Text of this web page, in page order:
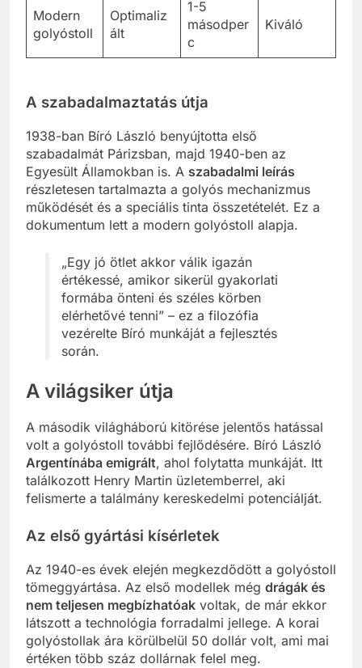
Modern
golyóstoll
Optimaliz
ált
1-5
másodper
c
Kiváló
A szabadalmaztatás útja
1938-ban Bíró László benyújtotta első
szabadalmát Párizsban, majd 1940-ben az
Egyesült Államokban is. A szabadalmi leírás
részletesen tartalmazta a golyós mechanizmus
működését és a speciális tinta összetételét. Ez a
dokumentum lett a modern golyóstoll alapja.
„Egy jó ötlet akkor válik igazán
értékessé, amikor sikerül gyakorlati
formába önteni és széles körben
elérhetővé tenni” – ez a filozófia
vezérelte Bíró munkáját a fejlesztés
során.
A világsiker útja
A második világháború kitörése jelentős hatással
volt a golyóstoll további fejlődésére. Bíró László
Argentínába emigrált, ahol folytatta munkáját. Itt
találkozott Henry Martin üzletemberrel, aki
felismerte a találmány kereskedelmi potenciálját.
Az első gyártási kísérletek
Az 1940-es évek elején megkezdődött a golyóstoll
tömeggyártása. Az első modellek még drágák és
nem teljesen megbízhatóak voltak, de már ekkor
látszott a technológia forradalmi jellege. A korai
golyóstollak ára körülbelül 50 dollár volt, ami mai
értéken több száz dollárnak felel meg.